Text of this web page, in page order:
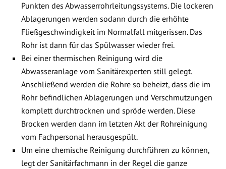
Punkten des Abwasserrohrleitungssystems. Die lockeren
Ablagerungen werden sodann durch die erhöhte
Fließgeschwindigkeit im Normalfall mitgerissen. Das
Rohr ist dann für das Spülwasser wieder frei.
Bei einer thermischen Reinigung wird die
Abwasseranlage vom Sanitärexperten still gelegt.
Anschließend werden die Rohre so beheizt, dass die im
Rohr befindlichen Ablagerungen und Verschmutzungen
komplett durchtrocknen und spröde werden. Diese
Brocken werden dann im letzten Akt der Rohreinigung
vom Fachpersonal herausgespült.
Um eine chemische Reinigung durchführen zu können,
legt der Sanitärfachmann in der Regel die ganze